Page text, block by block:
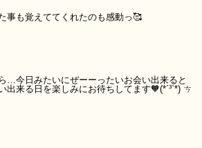
事も覚えててくれたのも感動っ🥰
…今日みたいにぜーーったいお会い出来ると
来る日を楽しみにお待ちしてます🧡(*´³`*) ㄘ